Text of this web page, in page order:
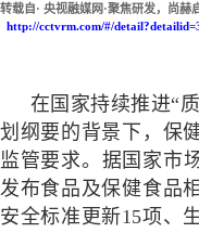
转载自· 央视融媒网·聚焦研发，尚
http://cctvrm.com/#/
在国家持续推进“
划纲要的背景下，保
监管要求。据国家市
发布食品及保健食品
安全标准更新15项、